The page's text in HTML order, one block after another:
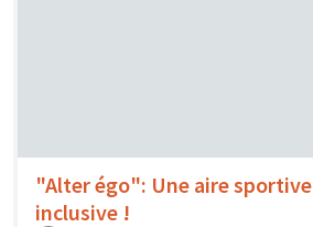
"Alter égo": Une aire sportive
inclusive !